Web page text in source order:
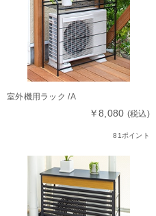
室外機用ラック /A
￥8,080 (税込)
81ポイント